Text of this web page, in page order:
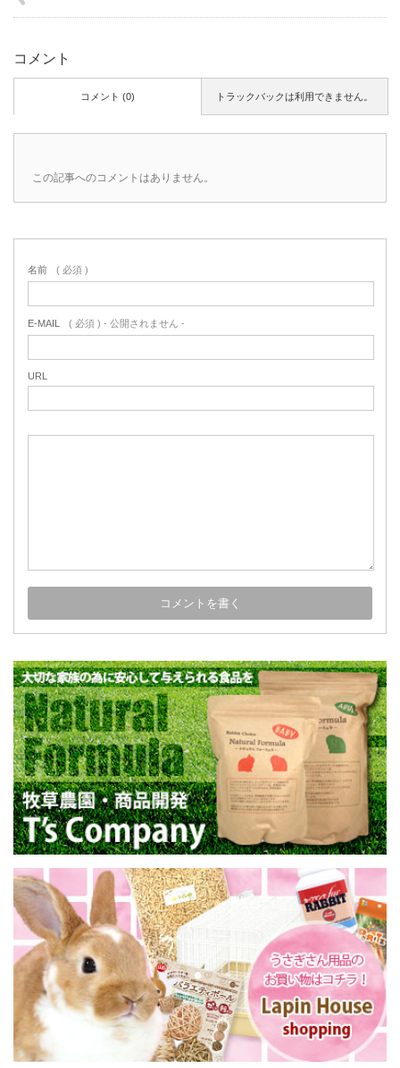
コメント
トラックバックは利用できません。
コメント (0)
この記事へのコメントはありません。
名前 ( 必須 )
E-MAIL ( 必須 ) - 公開されません -
URL